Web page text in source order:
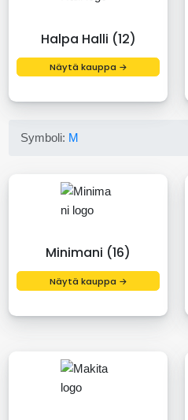
Halpa Halli (12)
Näytä kauppa →
Symboli: M
Minimani (16)
Näytä kauppa →